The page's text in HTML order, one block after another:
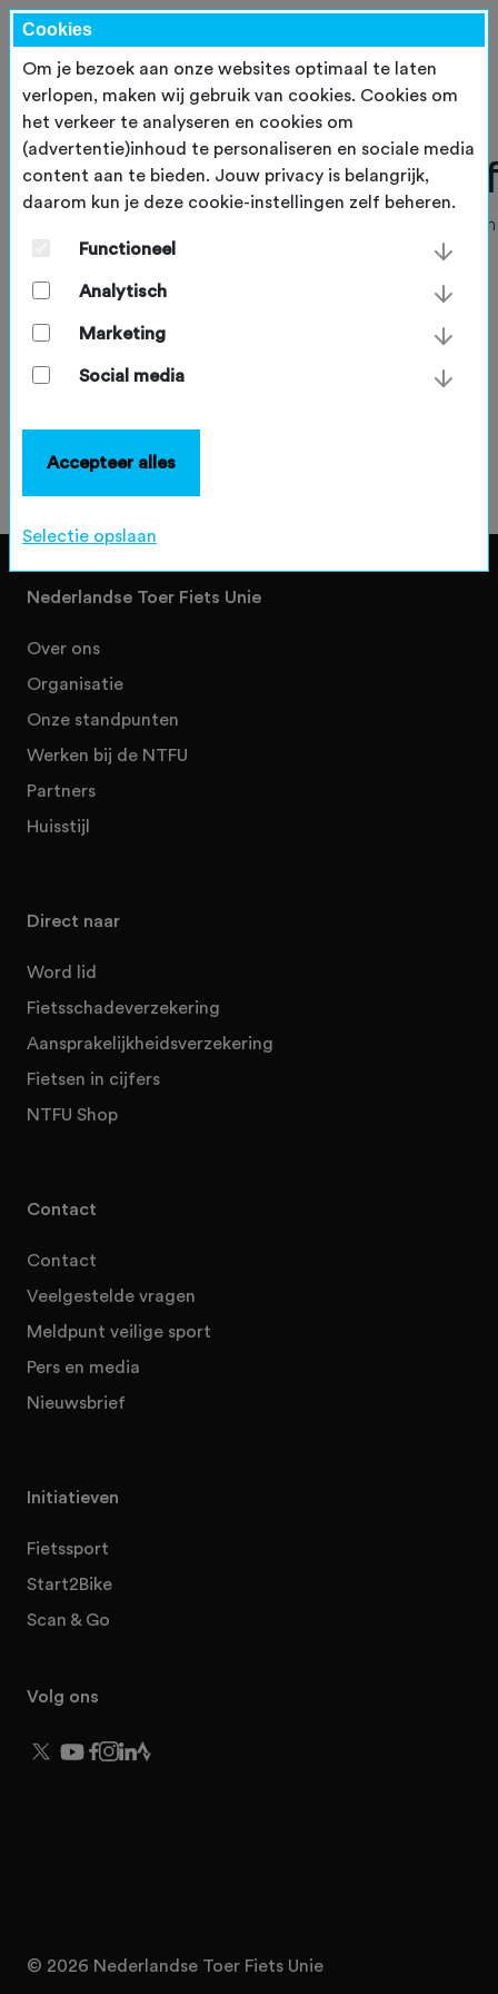
Nederlandse Toer Fiets Unie
Over ons
Organisatie
Onze standpunten
Werken bij de NTFU
Partners
Huisstijl
Direct naar
Word lid
Fietsschadeverzekering
Aansprakelijkheidsverzekering
Fietsen in cijfers
NTFU Shop
Contact
Contact
Veelgestelde vragen
Meldpunt veilige sport
Pers en media
Nieuwsbrief
Initiatieven
Fietssport
Start2Bike
Scan & Go
Volg ons
© 2026 Nederlandse Toer Fiets Unie
Cookies
Om je bezoek aan onze websites optimaal te laten
verlopen, maken wij gebruik van cookies. Cookies om
het verkeer te analyseren en cookies om
(advertentie)inhoud te personaliseren en sociale media
content aan te bieden. Jouw privacy is belangrijk,
daarom kun je deze cookie-instellingen zelf beheren.
Functioneel
Analytisch
Marketing
Social media
Accepteer alles
Selectie opslaan